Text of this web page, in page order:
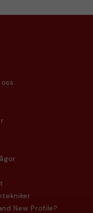
New Profile?